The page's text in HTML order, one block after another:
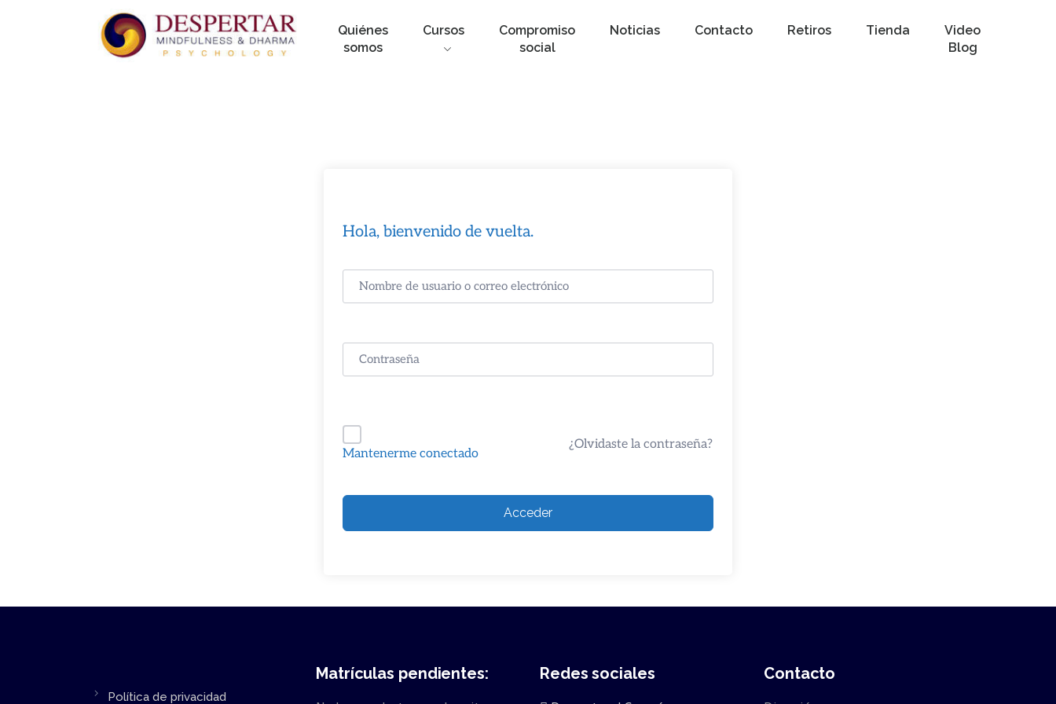
Quiénes
somos
Cursos
Compromiso
social
Noticias Contacto Retiros Tienda
Video
Blog
Hola, bienvenido de vuelta.
Mantenerme conectado
¿Olvidaste la contraseña?
Acceder
Política de privacidad
Matrículas pendientes: Redes sociales Contacto